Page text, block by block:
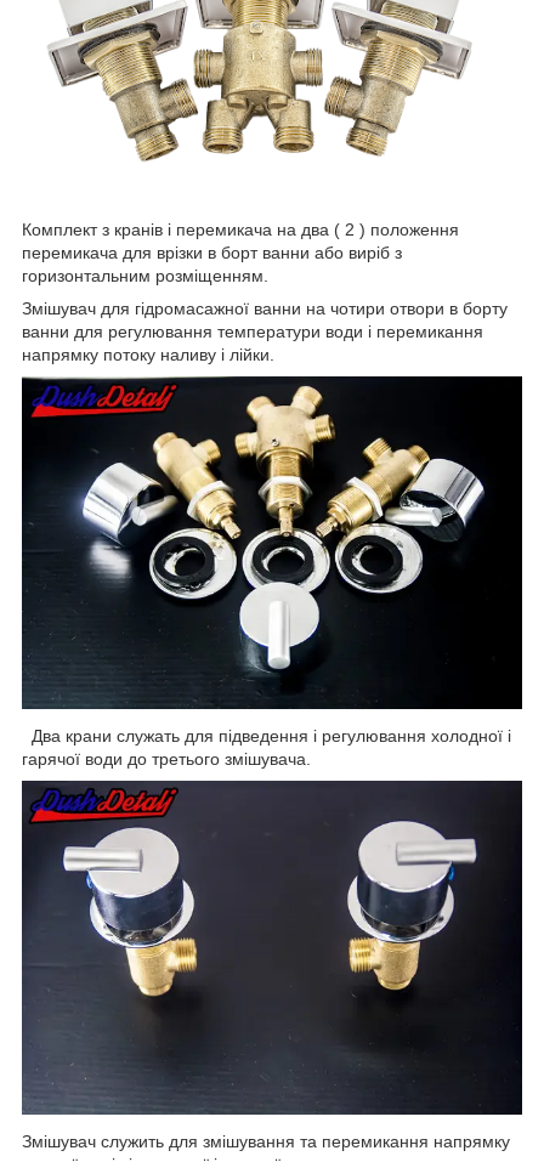
Комплект з кранів і перемикача на два ( 2 ) положення
перемикача для врізки в борт ванни або виріб з
горизонтальним розміщенням.
Змішувач для гідромасажної ванни на чотири отвори в борту
ванни для регулювання температури води і перемикання
напрямку потоку наливу і лійки.
Два крани служать для підведення і регулювання холодної і
гарячої води до третього змішувача.
Змішувач служить для змішування та перемикання напрямку